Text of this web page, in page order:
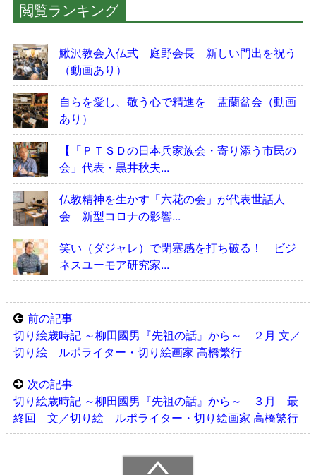
閲覧ランキング
鰍沢教会入仏式 庭野会長 新しい門出を祝う
（動画あり）
自らを愛し、敬う心で精進を 盂蘭盆会（動画
あり）
【「ＰＴＳＤの日本兵家族会・寄り添う市民の
会」代表・黒井秋夫...
仏教精神を生かす「六花の会」が代表世話人
会 新型コロナの影響...
笑い（ダジャレ）で閉塞感を打ち破る！ ビジ
ネスユーモア研究家...
前の記事
切り絵歳時記 ～柳田國男『先祖の話』から～ ２月 文／
切り絵 ルポライター・切り絵画家 高橋繁行
次の記事
切り絵歳時記 ～柳田國男『先祖の話』から～ ３月 最
終回 文／切り絵 ルポライター・切り絵画家 高橋繁行